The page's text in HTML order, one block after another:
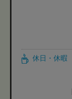
休日・休暇